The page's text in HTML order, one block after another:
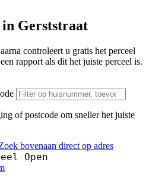
Gerststraat
controleert u gratis het perceel
rapport als dit het juiste perceel is.
of postcode om sneller het juiste
bovenaan direct op adres
Open